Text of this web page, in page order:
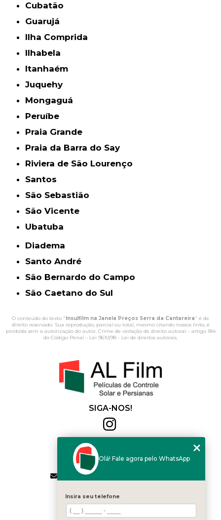
Cubatão
Guarujá
Ilha Comprida
Ilhabela
Itanhaém
Juquehy
Mongaguá
Peruíbe
Praia Grande
Praia da Barra do Say
Riviera de São Lourenço
Santos
São Sebastião
São Vicente
Ubatuba
Diadema
Santo André
São Bernardo do Campo
São Caetano do Sul
O conteúdo do texto "Insulfilm na Janela Preços Serra da Cantareira" é de
direito reservado. Sua reprodução, parcial ou total, mesmo citando nossos links, é
proibida sem a autorização do autor. Crime de violação de direito autoral – artigo 184
do Código Penal – Lei 9610/98 - Lei de direitos autorais.
SIGA-NOS!
(11) 2564-4684
(11) 94168-2041
contato.vendas@alfilm.com.br
MENU
HOME
QUEM SOMOS
Olá! Fale agora pelo WhatsApp
Insira seu telefone